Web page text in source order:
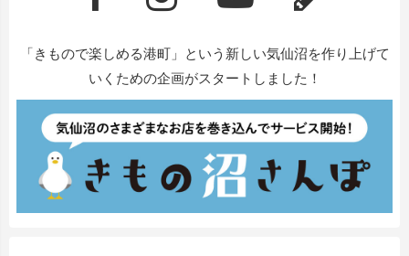
「きもので楽しめる港町」という新しい気仙沼を作り上げて
いくための企画がスタートしました！